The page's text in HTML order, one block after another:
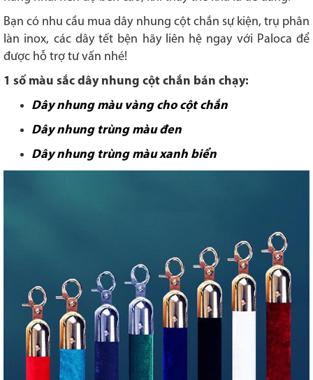
Bạn có nhu cầu mua dây nhung cột chắn sự kiện, trụ phân
làn inox, các dây tết bện hãy liên hệ ngay với Paloca để
được hỗ trợ tư vấn nhé!
1 số màu sắc dây nhung cột chắn bán chạy:
Dây nhung màu vàng cho cột chắn
Dây nhung trùng màu đen
Dây nhung trùng màu xanh biển